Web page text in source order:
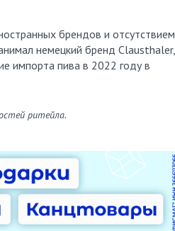
брендов и отсутствием
немецкий бренд Clausthaler,
импорта пива в 2022 году в
ритейла.